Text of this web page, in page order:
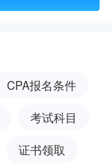
CPA报名条件
考试科目
证书领取